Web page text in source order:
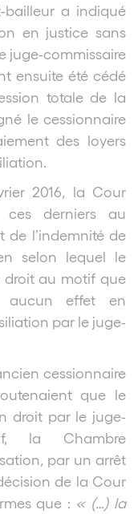
bailleur a indiqué
en justice sans
juge-commissaire
ensuite été cédé
totale de la
le cessionnaire
des loyers
2016, la Cour
ces derniers au
de l’indemnité de
selon lequel le
droit au motif que
aucun effet en
par le juge-
cessionnaire
que le
droit par le juge-
la Chambre
par un arrêt
de la Cour
que : « (…) la